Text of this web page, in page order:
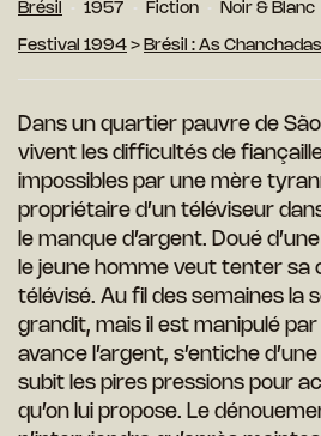
Brésil 1957 Fiction Noir & Blanc
Festival 1994 > Brésil : As Chanchadas
Dans un quartier pauvre de
vivent les difficultés de
impossibles par une mère
propriétaire d’un téléviseur
le manque d’argent. Doué
le jeune homme veut tenter sa
télévisé. Au fil des semaines la
grandit, mais il est manipulé par
avance l’argent, s’entiche
subit les pires pressions pour
qu’on lui propose. Le